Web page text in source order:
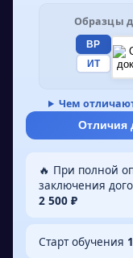
формате, что
образование,
окончании
Образцы
ВР
ИТ
Чем
Отличия
🔥 При полной
заключения
2 500 ₽
Старт обучения